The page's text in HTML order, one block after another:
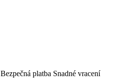
Bezpečná platba Snadné vracení